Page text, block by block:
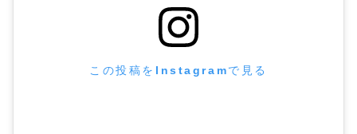
この投稿をInstagramで見る